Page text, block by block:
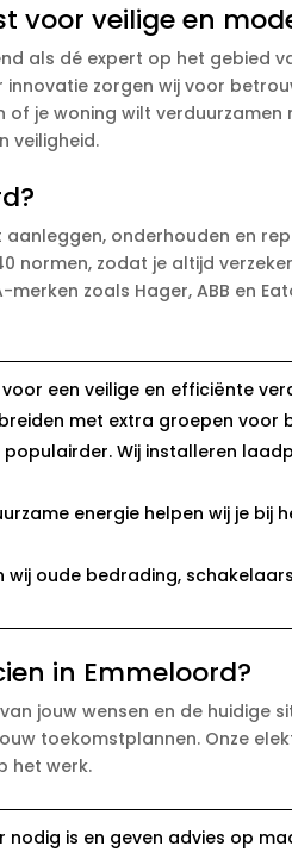
voor veilige en
als dé expert op het gebied
zorgen wij voor
je woning wilt
veiligheid.
onderhouden en
normen, zodat je altijd
zoals Hager, ABB en
voor een veilige en efficiënte
met extra groepen voor
Wij installeren
energie helpen wij je
wij oude bedrading,
in Emmeloord?
jouw wensen en de huidige
toekomstplannen. Onze
het werk.
nodig is en geven advies op